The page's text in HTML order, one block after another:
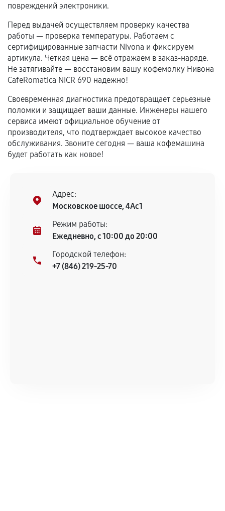
Если комплектующие куплены
самостоятельно
Гарантия на выполненные работы может
сохраняться полностью или частично, если
соблюдены следующие условия:
техническим параметрам и не имеют внешних
дефектов.
Установка была выполнена нашим сервисным
центром.
При этом гарантия на сами комплектующие
сервисный центр ответственности не несет.
повреждений электроники.
Перед выдачей осуществляем проверку качества
работы — проверка температуры. Работаем с
сертифицированные запчасти Nivona и фиксируем
артикула. Четкая цена — всё отражаем в заказ-наряде.
Не затягивайте — восстановим вашу кофемолку Нивона
CafeRomatica NICR 690 надежно!
Своевременная диагностика предотвращает серьезные
поломки и защищает ваши данные. Инженеры нашего
сервиса имеют официальное обучение от
производителя, что подтверждает высокое качество
обслуживания. Звоните сегодня — ваша кофемашина
будет работать как новое!
Адрес:
Московское шоссе, 4Ас1
Режим работы:
Ежедневно, с 10:00 до 20:00
Городской телефон:
+7 (846) 219-25-70